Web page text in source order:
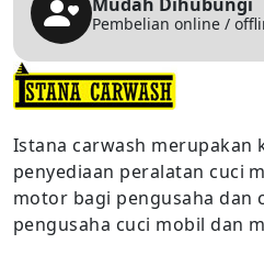
Pembelian online /
Istana carwash merupakan
penyediaan peralatan cuci
motor bagi pengusaha dan
pengusaha cuci mobil dan